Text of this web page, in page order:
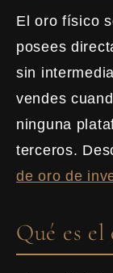
El oro físico
posees
sin
vendes
ninguna
terceros.
de oro de
Qué es